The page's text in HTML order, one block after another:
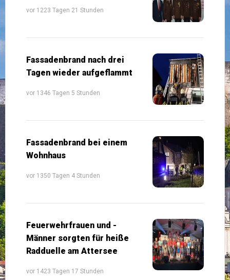
vor 1223 Tagen 21 Stunden
Fassadenbrand nach drei
Tagen wieder aufgeflammt
vor 1346 Tagen 5 Stunden
Fassadenbrand bei einem
Wohnhaus
vor 1350 Tagen 4 Stunden
Feuerwehrfrauen und -
Männer sorgten für heiße
Radduelle am Attersee
vor 1423 Tagen 17 Stunden